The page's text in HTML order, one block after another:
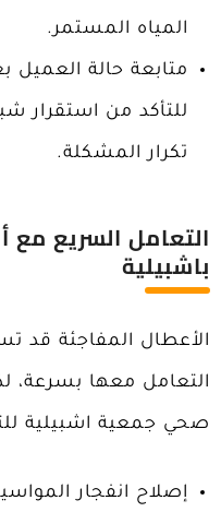
المياه المستمر.
متابعة حالة العميل
للتأكد من استقرار
تكرار المشكلة.
التعامل السريع مع
باشبيلية
الأعطال المفاجئة قد
التعامل معها بسرعة،
صحي جمعية اشبيلية
إصلاح انفجار